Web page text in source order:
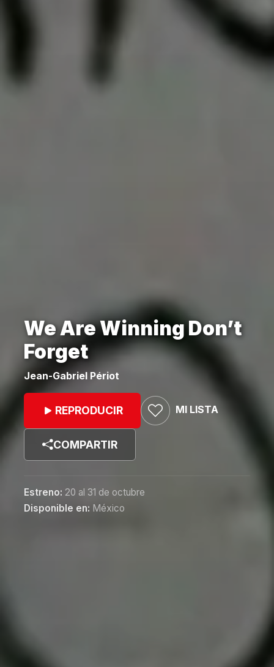
We Are Winning Don’t
Forget
Jean-Gabriel Périot
REPRODUCIR MI LISTA
COMPARTIR
Estreno: 20 al 31 de octubre
Disponible en: México